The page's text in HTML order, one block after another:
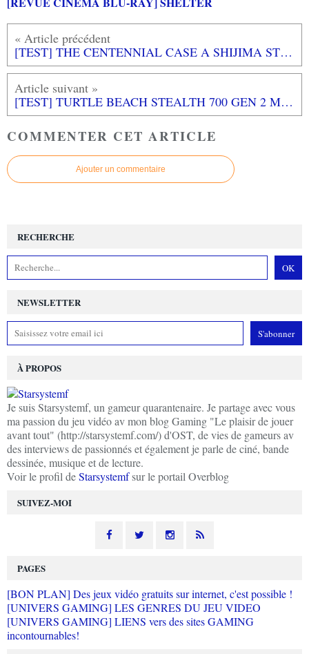
[TEST] THE CENTENNIAL CASE A SHIJIMA STORY PS5 : Une enquête passionnante dans une belle ambiance japonaise
[TEST] TURTLE BEACH STEALTH 700 GEN 2 MAX
COMMENTER CET ARTICLE
Ajouter un commentaire
NEWSLETTER
SUIVEZ-MOI
RECHERCHE
À PROPOS
Je suis Starsystemf, un gameur quarantenaire. Je partage avec vous
ma passion du jeu vidéo av mon blog Gaming "Le plaisir de jouer
avant tout" (http://starsystemf.com/) d'OST, de vies de gameurs av
des interviews de passionnés et également je parle de ciné, bande
dessinée, musique et de lecture.
Voir le profil deStarsystemfsur le portail Overblog
PAGES
[BON PLAN] Des jeux vidéo gratuits sur internet, c'est possible !
[UNIVERS GAMING] LES GENRES DU JEU VIDEO
[UNIVERS GAMING] LIENS vers des sites GAMING
incontournables!